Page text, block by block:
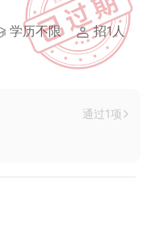
学历不限 招1人
通过1项